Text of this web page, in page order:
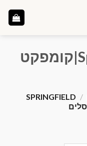
Springfield Armory|קומפקט
/
SPRINGFIELD